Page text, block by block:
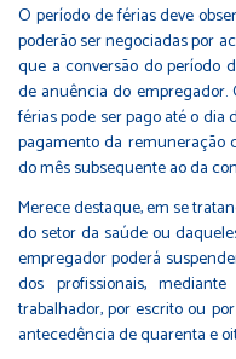
O período de férias deve
poderão ser negociadas por
que a conversão do período
de anuência do
férias pode ser pago até o
pagamento da remuneração
do mês subsequente ao da
Merece destaque, em se
do setor da saúde ou
empregador poderá
dos profissionais,
trabalhador, por escrito ou
antecedência de quarenta e